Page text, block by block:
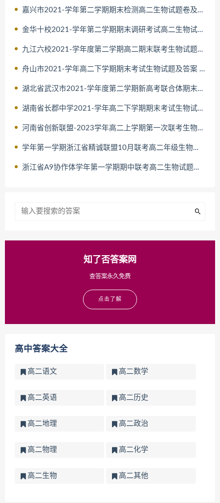
嘉兴市2021-学年第二学期期末检测高二生物试题卷及答案 2022
金华十校2021-学年第二学期期末调研考试高二生物试题卷及答案 20
九江六校2021-学年度第二学期高二期末联考生物试题及答案 2022
舟山市2021-学年高二下学期期末考试生物试题及答案 2022
湖北省武汉市2021-学年度第二学期新高考联合体期末试卷高二生物
湖南省长郡中学2021-学年高二下学期期末考试生物试题及答案 2022
河南省创新联盟-2023学年高二上学期第一次联考生物试题及答案 20
学年第一学期浙江省精诚联盟10月联考高二年级生物学科试题及答案
浙江省A9协作体学年第一学期期中联考高二生物试题答案 2022
知了否答案网
查答案永久免费
点击了解
高中答案大全
高二语文 高二数学
高二英语 高二历史
高二地理 高二政治
高二物理 高二化学
高二生物 高二其他